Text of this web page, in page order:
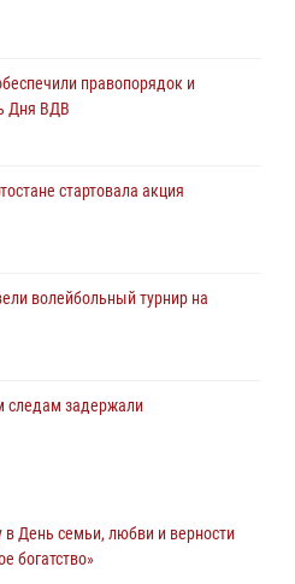
правопорядок и
Дня ВДВ
стартовала акция
волейбольный турнир на
следам задержали
граждан
в День семьи, любви и верности
богатство»